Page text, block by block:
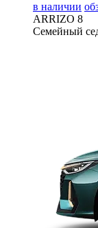
в наличии
ARRIZO 8
Семейный